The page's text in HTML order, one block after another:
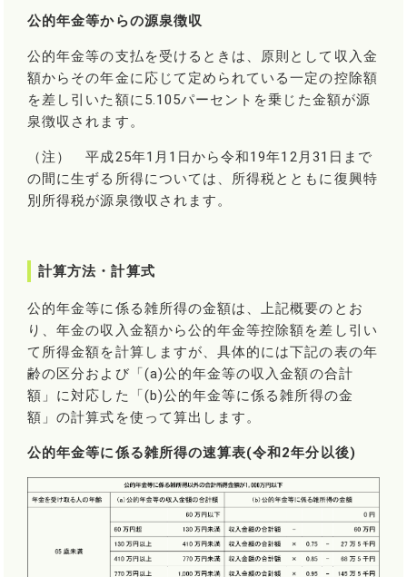
公的年金等からの源泉徴収
公的年金等の支払を受けるときは、原則として収入金
額からその年金に応じて定められている一定の控除額
を差し引いた額に5.105パーセントを乗じた金額が源
泉徴収されます。
（注） 平成25年1月1日から令和19年12月31日まで
の間に生ずる所得については、所得税とともに復興特
別所得税が源泉徴収されます。
計算方法・計算式
公的年金等に係る雑所得の金額は、上記概要のとお
り、年金の収入金額から公的年金等控除額を差し引い
て所得金額を計算しますが、具体的には下記の表の年
齢の区分および「(a)公的年金等の収入金額の合計
額」に対応した「(b)公的年金等に係る雑所得の金
額」の計算式を使って算出します。
公的年金等に係る雑所得の速算表(令和2年分以後)